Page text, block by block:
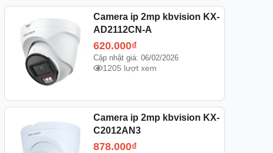
Camera ip 2mp kbvision KX-
AD2112CN-A
620.000₫
Cập nhật giá: 06/02/2026
1205 lượt xem
Camera ip 2mp kbvision KX-
C2012AN3
878.000₫